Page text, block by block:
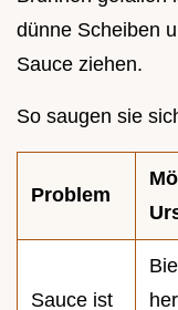
dünne Scheiben
Sauce ziehen.
So saugen sie
Problem
Sauce ist